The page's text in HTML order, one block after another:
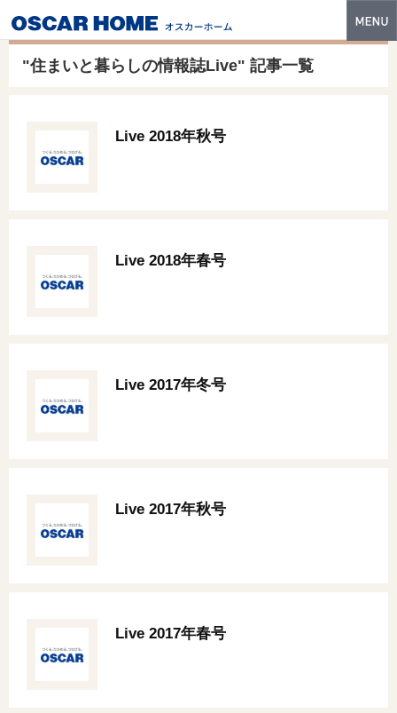
性能・技術
土地情報
"住まいと暮らしの情報誌Live" 記事一覧
Live 2018年秋号
Live 2018年春号
Live 2017年冬号
Live 2017年秋号
Live 2017年春号